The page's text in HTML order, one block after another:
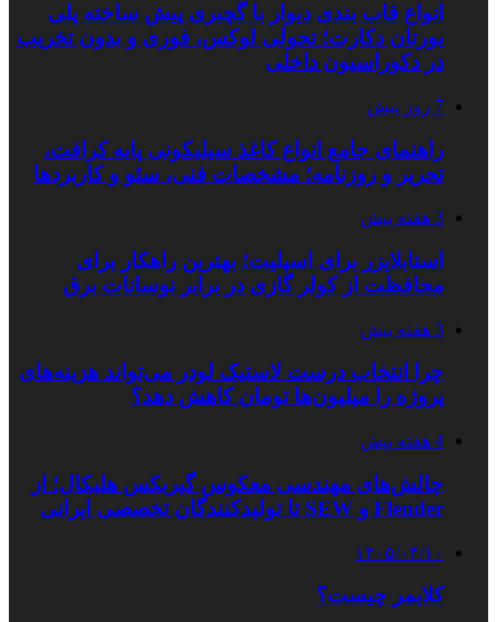
انواع قاب بندی دیوار با گچبری پیش ساخته پلی
یورتان دکارت؛ تحولی لوکس، فوری و بدون تخریب
در دکوراسیون داخلی
7 روز پیش
راهنمای جامع انواع کاغذ سیلیکونی پایه کرافت،
تحریر و روزنامه؛ مشخصات فنی، سئو و کاربردها
3 هفته پیش
استابلایزر برای اسپلیت؛ بهترین راهکار برای
محافظت از کولر گازی در برابر نوسانات برق
3 هفته پیش
چرا انتخاب درست لاستیک لودر می‌تواند هزینه‌های
پروژه را میلیون‌ها تومان کاهش دهد؟
4 هفته پیش
چالش‌های مهندسی معکوس گیربکس هلیکال؛ از
Flender و SEW تا تولیدکنندگان تخصصی ایرانی
۱۴۰۵/۰۴/۱۰
کلایمر چیست؟